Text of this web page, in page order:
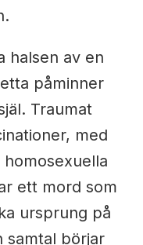
halsen av en
påminner
Traumat
med
ett mord som
ursprung på
samtal börjar